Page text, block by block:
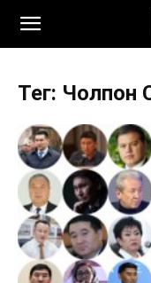
KLOOP.KG
Новости
Кыргызстана
Тег: Чолпон